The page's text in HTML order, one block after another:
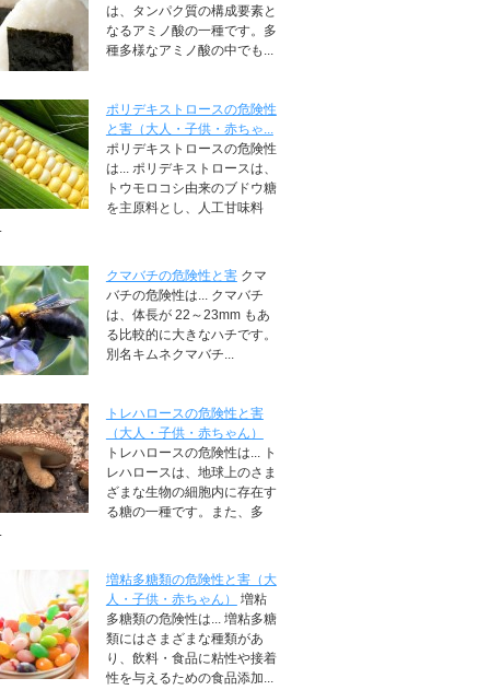
は、タンパク質の構成要素と
なるアミノ酸の一種です。多
種多様なアミノ酸の中でも...
ポリデキストロースの危険性
と害（大人・子供・赤ちゃ...
ポリデキストロースの危険性
は... ポリデキストロースは、
トウモロコシ由来のブドウ糖
を主原料とし、人工甘味料
クマバチの危険性と害 クマ
バチの危険性は... クマバチ
は、体長が 22～23mm もあ
る比較的に大きなハチです。
別名キムネクマバチ...
トレハロースの危険性と害
（大人・子供・赤ちゃん）
トレハロースの危険性は... ト
レハロースは、地球上のさま
ざまな生物の細胞内に存在す
る糖の一種です。また、多
増粘多糖類の危険性と害（大
人・子供・赤ちゃん）
増粘
多糖類の危険性は... 増粘多糖
類にはさまざまな種類があ
り、飲料・食品に粘性や接着
性を与えるための食品添加...